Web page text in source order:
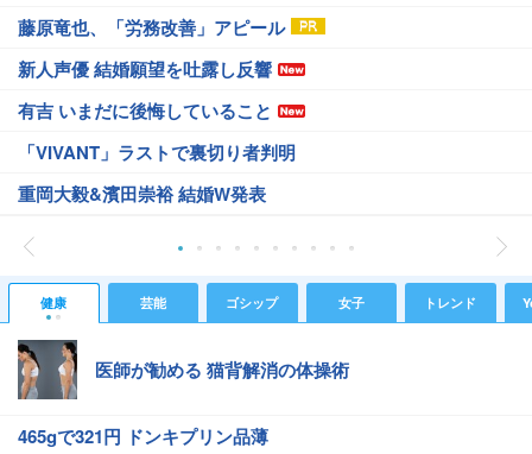
藤原竜也、「労務改善」アピール
新人声優 結婚願望を吐露し反響
有吉 いまだに後悔していること
「VIVANT」ラストで裏切り者判明
重岡大毅&濱田崇裕 結婚W発表
健康 芸能 ゴシップ 女子 トレンド
医師が勧める 猫背解消の体操術
465gで321円 ドンキプリン品薄